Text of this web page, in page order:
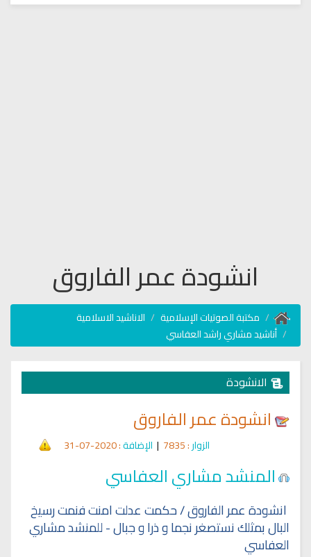
انشودة عمر الفاروق
مكتبة الصوتيات الإسلامية
الاناشيد الاسلامية
أناشيد مشاري راشد العفاسي
الانشودة
انشودة عمر الفاروق
الزوار: 7835
| الإضافة: 2020-07-31
المنشد مشاري العفاسي
انشودة عمر الفاروق / حكمت عدلت امنت فنمت رسيخ
البال بمثلك نستصغر نجما و ذرا و جبال - للمنشد مشاري
العفاسي